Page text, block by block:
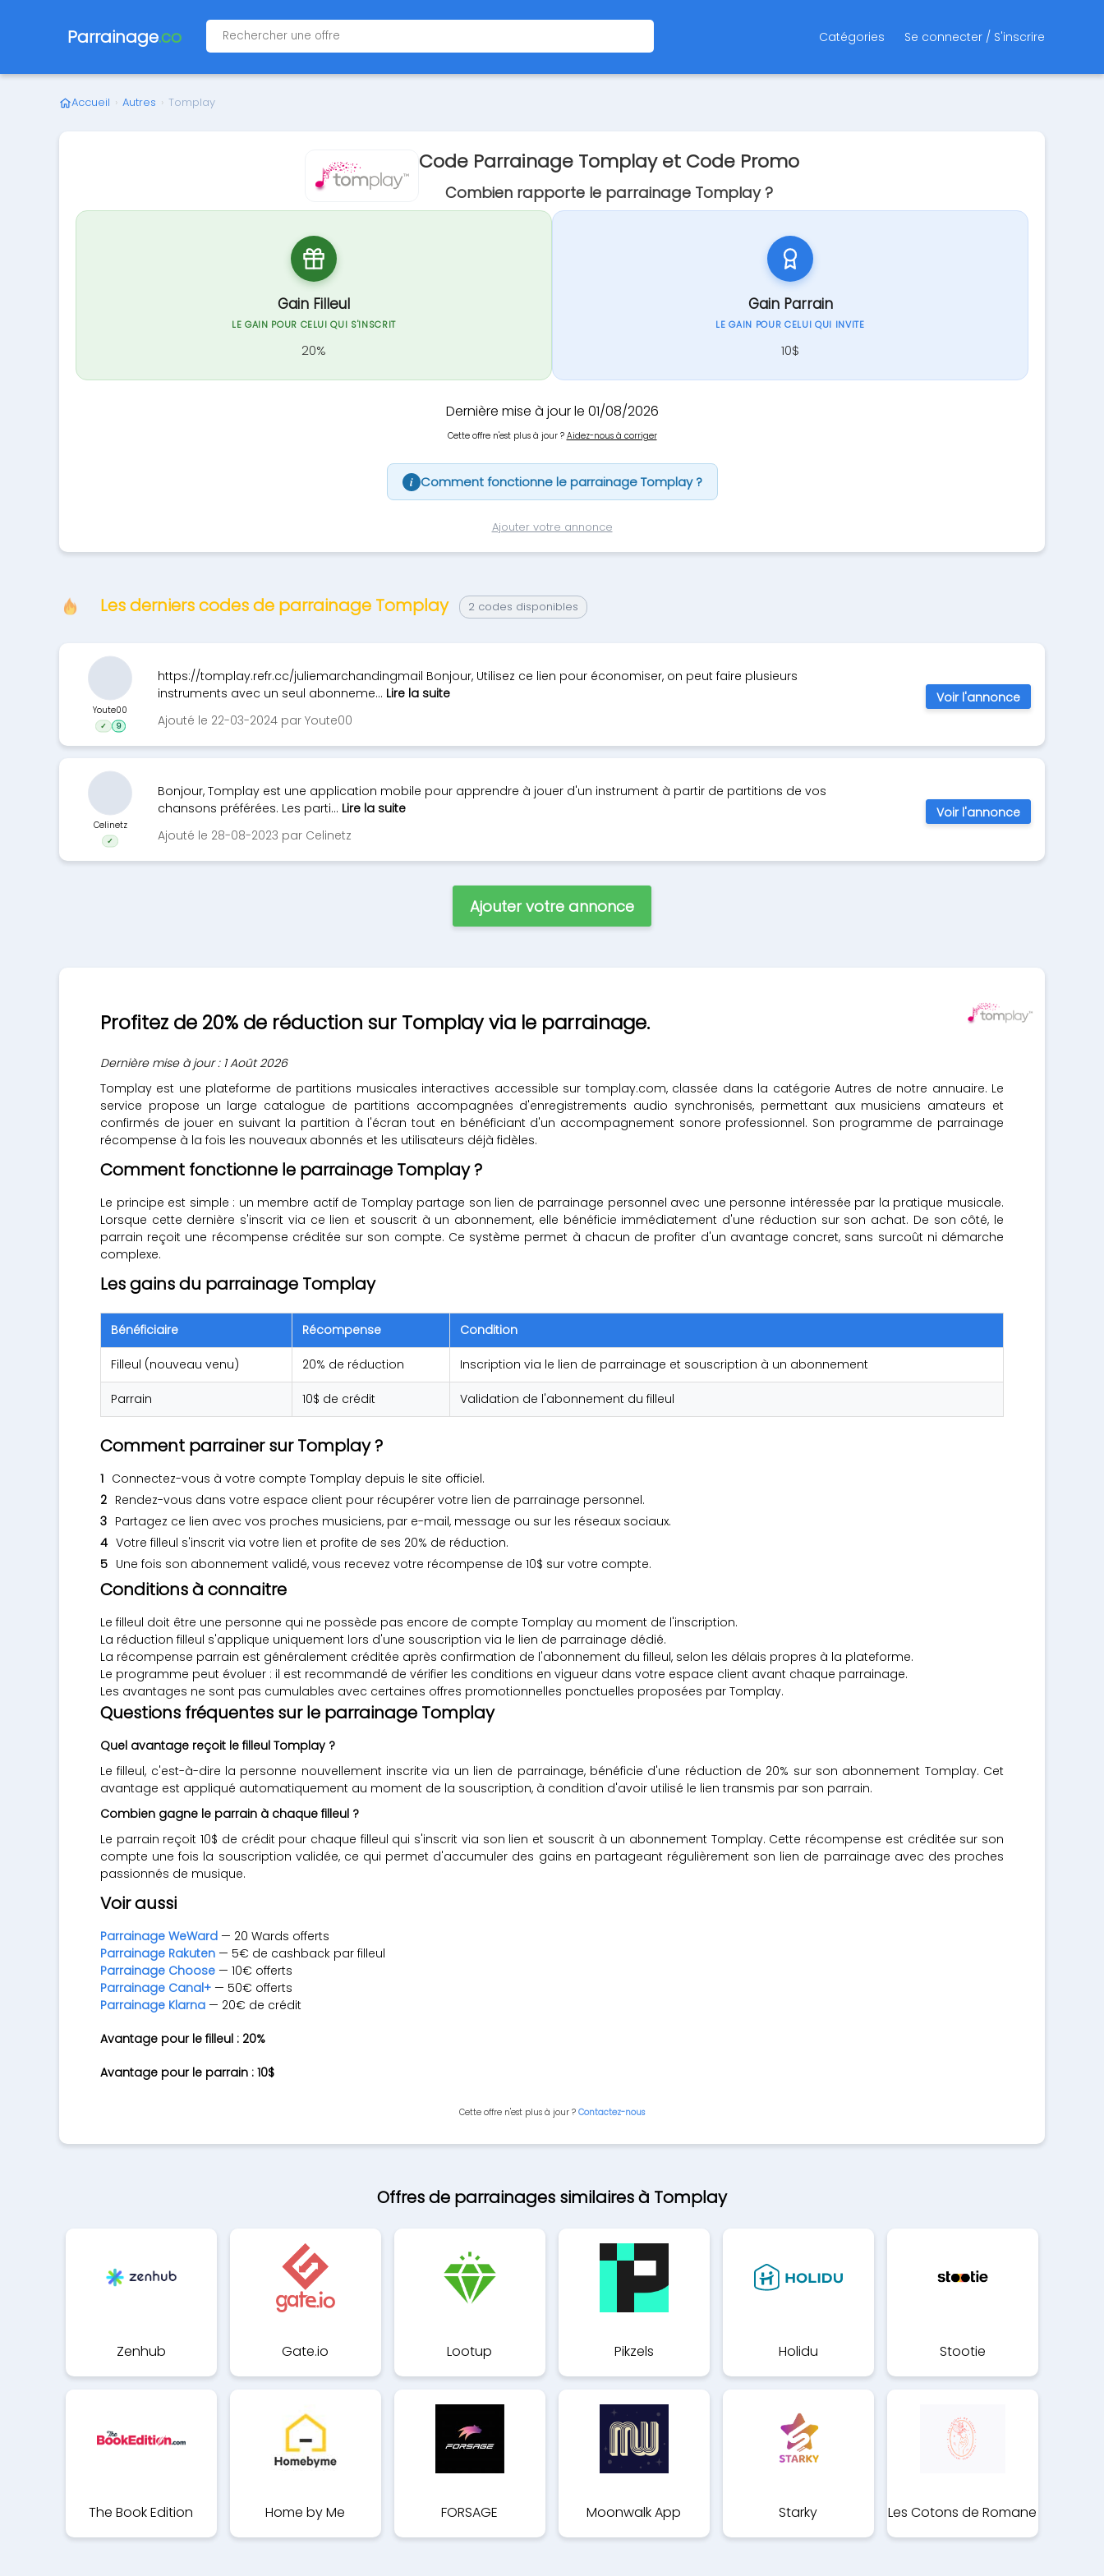
Parrainage.co Catégories Se connecter / S'inscrire
Accueil › Autres › Tomplay
Code Parrainage Tomplay et Code Promo
Combien rapporte le parrainage Tomplay ?
Gain Filleul
LE GAIN POUR CELUI QUI S'INSCRIT
20%
Gain Parrain
LE GAIN POUR CELUI QUI INVITE
10$
Dernière mise à jour le 01/08/2026
Cette offre n'est plus à jour ? Aidez-nous à corriger
i Comment fonctionne le parrainage Tomplay ?
Ajouter votre annonce
Les derniers codes de parrainage Tomplay 2 codes disponibles
https://tomplay.refr.cc/juliemarchandingmail Bonjour, Utilisez ce lien pour économiser, on peut faire plusieurs
instruments avec un seul abonneme... Lire la suite
Ajouté le 22-03-2024 par Youte00
Youte00
✓ 9
Voir l'annonce
Bonjour, Tomplay est une application mobile pour apprendre à jouer d'un instrument à partir de partitions de vos
chansons préférées. Les parti... Lire la suite
Ajouté le 28-08-2023 par Celinetz
Celinetz
✓
Voir l'annonce
Ajouter votre annonce
Profitez de 20% de réduction sur Tomplay via le parrainage.
Dernière mise à jour : 1 Août 2026
Tomplay est une plateforme de partitions musicales interactives accessible sur tomplay.com, classée dans la catégorie Autres de notre annuaire. Le
service propose un large catalogue de partitions accompagnées d'enregistrements audio synchronisés, permettant aux musiciens amateurs et
confirmés de jouer en suivant la partition à l'écran tout en bénéficiant d'un accompagnement sonore professionnel. Son programme de parrainage
récompense à la fois les nouveaux abonnés et les utilisateurs déjà fidèles.
Comment fonctionne le parrainage Tomplay ?
Le principe est simple : un membre actif de Tomplay partage son lien de parrainage personnel avec une personne intéressée par la pratique musicale.
Lorsque cette dernière s'inscrit via ce lien et souscrit à un abonnement, elle bénéficie immédiatement d'une réduction sur son achat. De son côté, le
parrain reçoit une récompense créditée sur son compte. Ce système permet à chacun de profiter d'un avantage concret, sans surcoût ni démarche
complexe.
Les gains du parrainage Tomplay
Bénéficiaire Récompense Condition
Filleul (nouveau venu) 20% de réduction Inscription via le lien de parrainage et souscription à un abonnement
Parrain 10$ de crédit Validation de l'abonnement du filleul
Comment parrainer sur Tomplay ?
Connectez-vous à votre compte Tomplay depuis le site officiel.
Rendez-vous dans votre espace client pour récupérer votre lien de parrainage personnel.
Partagez ce lien avec vos proches musiciens, par e-mail, message ou sur les réseaux sociaux.
Votre filleul s'inscrit via votre lien et profite de ses 20% de réduction.
Une fois son abonnement validé, vous recevez votre récompense de 10$ sur votre compte.
Conditions à connaitre
Le filleul doit être une personne qui ne possède pas encore de compte Tomplay au moment de l'inscription.
La réduction filleul s'applique uniquement lors d'une souscription via le lien de parrainage dédié.
La récompense parrain est généralement créditée après confirmation de l'abonnement du filleul, selon les délais propres à la plateforme.
Le programme peut évoluer : il est recommandé de vérifier les conditions en vigueur dans votre espace client avant chaque parrainage.
Les avantages ne sont pas cumulables avec certaines offres promotionnelles ponctuelles proposées par Tomplay.
Questions fréquentes sur le parrainage Tomplay
Quel avantage reçoit le filleul Tomplay ?
Le filleul, c'est-à-dire la personne nouvellement inscrite via un lien de parrainage, bénéficie d'une réduction de 20% sur son abonnement Tomplay. Cet
avantage est appliqué automatiquement au moment de la souscription, à condition d'avoir utilisé le lien transmis par son parrain.
Combien gagne le parrain à chaque filleul ?
Le parrain reçoit 10$ de crédit pour chaque filleul qui s'inscrit via son lien et souscrit à un abonnement Tomplay. Cette récompense est créditée sur son
compte une fois la souscription validée, ce qui permet d'accumuler des gains en partageant régulièrement son lien de parrainage avec des proches
passionnés de musique.
Voir aussi
Parrainage WeWard — 20 Wards offerts
Parrainage Rakuten — 5€ de cashback par filleul
Parrainage Choose — 10€ offerts
Parrainage Canal+ — 50€ offerts
Parrainage Klarna — 20€ de crédit
Avantage pour le filleul : 20%
Avantage pour le parrain : 10$
Cette offre n'est plus à jour ? Contactez-nous
Offres de parrainages similaires à Tomplay
Zenhub Gate.io Lootup Pikzels Holidu Stootie
The Book Edition Home by Me FORSAGE Moonwalk App Starky Les Cotons de Romane